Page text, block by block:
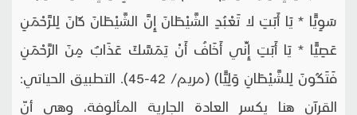
سَوِيًّا * يَا أَبَتِ لا تَعْبُدِ الشَّيْطَانَ إِنَّ الشَّيْطَانَ كَانَ لِلرَّحْمَنِ
عَصِيًّا * يَا أَبَتِ إِنِّي أَخَافُ أَنْ يَمَسَّكَ عَذَابٌ مِنَ الرَّحْمَنِ
فَتَكُونَ لِلشَّيْطَانِ وَلِيًّا) (مريم/ 42-45). التطبيق الحياتي:
القرآن هنا يكسر العادة الجارية المألوفة، وهي أنّ